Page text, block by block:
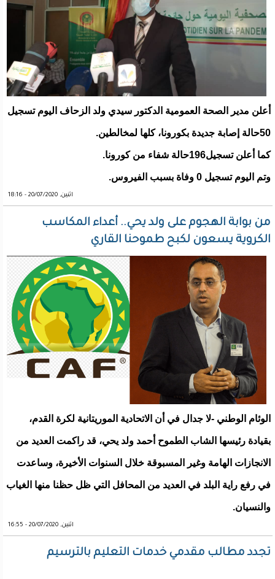
أعلن مدير الصحة العمومية الدكتور سيدي ولد الزحاف اليوم تسجيل
50حالة إصابة جديدة بكورونا، كلها لمخالطين.
كما أعلن تسجيل196حالة شفاء من كورونا.
وتم اليوم تسجيل 0 وفاة بسبب الفيروس.
اثنين, 20/07/2020 - 18:16
من بوابة الهجوم على ولد يحي.. أعداء المكاسب
الكروية يسعون لكبح طموحنا القاري
الوئام الوطني -لا جدال في أن الاتحادية الموريتانية لكرة القدم،
بقيادة رئيسها الشاب الطموح أحمد ولد يحي، قد راكمت العديد من
الانجازات الهامة وغير المسبوقة خلال السنوات الأخيرة، وساعدت
في رفع راية البلد في العديد من المحافل التي ظل حظنا منها الغياب
والنسيان.
اثنين, 20/07/2020 - 16:55
تجدد مطالب مقدمي خدمات التعليم بالترسيم